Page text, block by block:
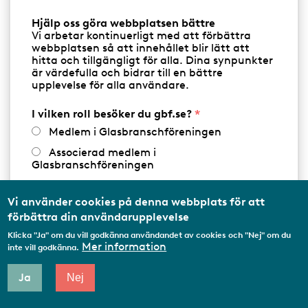
BILGLAS
Ryds Bilglas AB
Södra Ågatan 8
431 35
MÖLNDAL
Visa på karta
Telefon: Telefon
010-102 97 35
Produkter & tjänster
BILGLAS BRANDSKYDDSGLAS
Hjälp oss göra webbplatsen bättre
Vi arbetar kontinuerligt med att förbättra
webbplatsen så att innehållet blir lätt att
hitta och tillgängligt för alla. Dina synpunkter
är värdefulla och bidrar till en bättre
upplevelse för alla användare.
I vilken roll besöker du gbf.se?
Medlem i Glasbranschföreningen
Associerad medlem i
Glasbranschföreningen
medlemsorganisation/Svenskt Näringsliv
Utbildningsaktör
Student
Annat...
Vi använder cookies på denna webbplats för att
förbättra din användarupplevelse
Klicka "Ja" om du vill godkänna användandet av cookies och "Nej" om du
inte vill godkänna. Mer information
Ja Nej